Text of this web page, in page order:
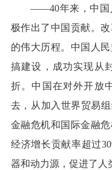
——40年来，中国
极作出了中国贡献。
的伟大历程。中国人
搞建设，成功实现从
折。中国在对外开放
去，从加入世界贸易
金融危机和国际金融
经济增长贡献率超过
器和动力源，促进了人